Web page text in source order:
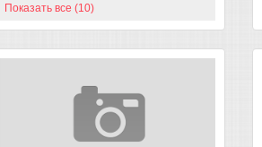
Показать все (10)